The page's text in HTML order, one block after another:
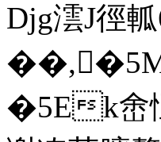
Djg澐J徑
�5Ek峹